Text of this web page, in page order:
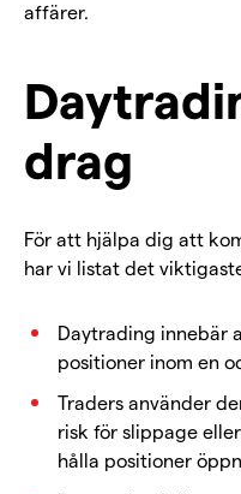
affärer.
drag
För att hjälpa dig att
har vi listat det
Daytrading innebär
positioner inom en
Traders använder
risk för slippage
hålla positioner